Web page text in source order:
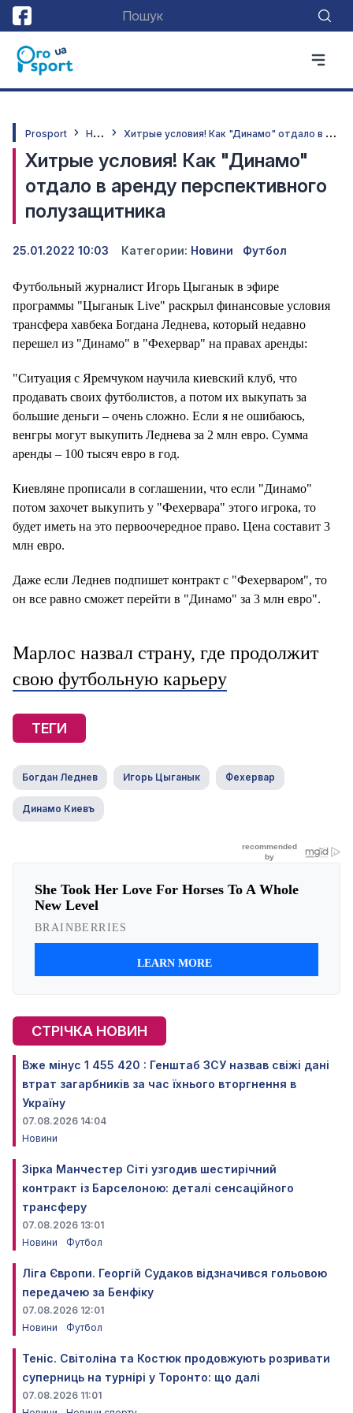
Prosport Н
овини Х
итрые условия! Как "Динамо" отдало в аренду перспективного полузащитника
Хитрые условия! Как "Динамо"
отдало в аренду перспективного
полузащитника
25.01.2022 10:03 Категории: Новини Футбол
Футбольный журналист Игорь Цыганык в эфире
программы "Цыганык Live" раскрыл финансовые условия
трансфера хавбека Богдана Леднева, который недавно
перешел из "Динамо" в "Фехервар" на правах аренды:
"Ситуация с Яремчуком научила киевский клуб, что
продавать своих футболистов, а потом их выкупать за
большие деньги – очень сложно. Если я не ошибаюсь,
венгры могут выкупить Леднева за 2 млн евро. Сумма
аренды – 100 тысяч евро в год.
Киевляне прописали в соглашении, что если "Динамо"
потом захочет выкупить у "Фехервара" этого игрока, то
будет иметь на это первоочередное право. Цена составит 3
млн евро.
Даже если Леднев подпишет контракт с "Фехерваром", то
он все равно сможет перейти в "Динамо" за 3 млн евро".
Марлос назвал страну, где продолжит
свою футбольную карьеру
ТЕГИ
Богдан Леднев Игорь Цыганык Фехервар
Динамо Киевъ
СТРІЧКА НОВИН
Вже мінус 1 455 420 : Генштаб ЗСУ назвав свіжі дані
втрат загарбників за час їхнього вторгнення в
Україну
07.08.2026 14:04
Новини
Зірка Манчестер Сіті узгодив шестирічний
контракт із Барселоною: деталі сенсаційного
трансферу
07.08.2026 13:01
Новини
Футбол
Ліга Європи. Георгій Судаков відзначився гольовою
передачею за Бенфіку
07.08.2026 12:01
Новини
Футбол
Теніс. Світоліна та Костюк продовжують розривати
суперниць на турнірі у Торонто: що далі
07.08.2026 11:01